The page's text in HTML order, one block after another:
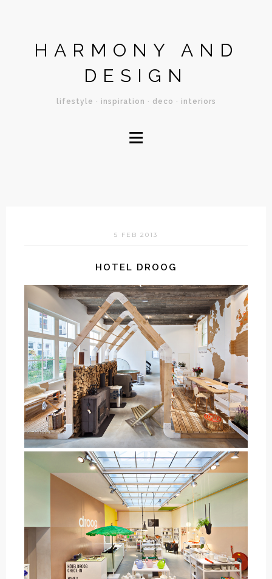
HARMONY AND
DESIGN
lifestyle · inspiration · deco · interiors
≡
5 FEB 2013
HOTEL DROOG